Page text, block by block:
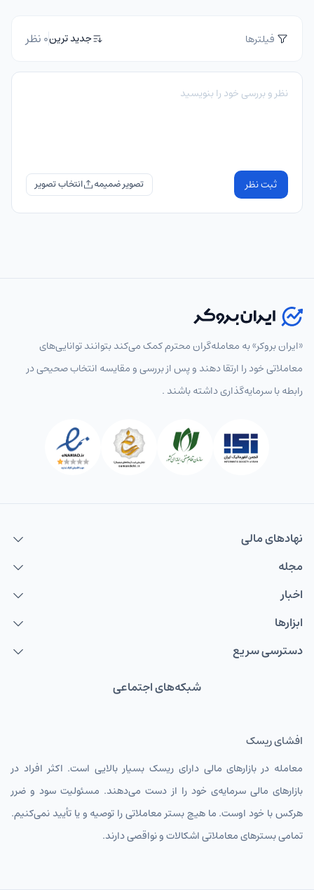
فیلترها جدید ترین0 نظر
ثبت نظر تصویر ضمیمه
«ایران بروکر» به معامله‌گران محترم کمک می‌کند بتوانند توانایی‌های
معاملاتی خود را ارتقا دهند و پس از بررسی و مقایسه انتخاب‌ صحیحی در
رابطه با سرمایه‌گذاری داشته باشند .
نهاد‌های مالی
مجله
اخبار
ابزارها
دسترسی سریع
شبکه‌های اجتماعی
افشای ریسک
معامله در بازارهای مالی دارای ریسک بسیار بالایی است. اکثر افراد در
بازارهای مالی سرمایه‌ی خود را از دست می‌دهند. مسئولیت سود و ضرر
هرکس با خود اوست. ما هیچ بستر معاملاتی را توصیه و یا تأیید نمی‌کنیم.
تمامی بسترهای معاملاتی اشکالات و نواقصی دارند.